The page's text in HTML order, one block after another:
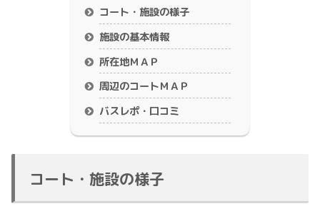
コート・施設の様子
施設の基本情報
所在地ＭＡＰ
周辺のコートＭＡＰ
バスレポ・口コミ
コート・施設の様子